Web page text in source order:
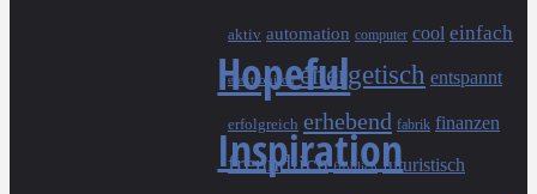
Hopeful
Inspiration
aktiv automation computer cool einfach
elektronisch energetisch entspannt
erfolgreich erhebend fabrik finanzen
freundlich fröhlich futuristisch